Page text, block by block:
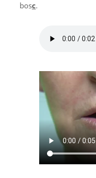
bosc.